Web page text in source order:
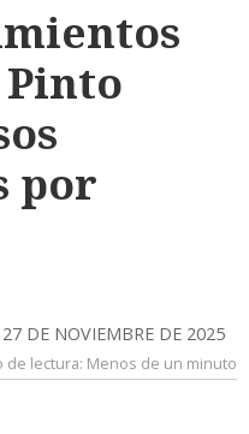
por
27 DE NOVIEMBRE DE 2025
de lectura: Menos de un minuto